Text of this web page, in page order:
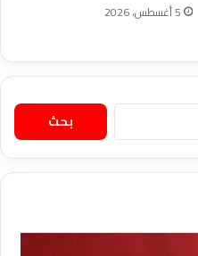
5 أغسطس، 2026
البحث
عن: